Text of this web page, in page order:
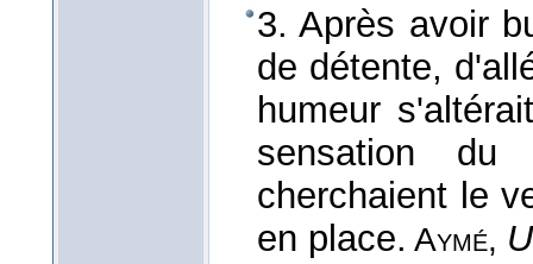
3. Après avoir
de détente,
humeur
sensation
cherchaient le
en place. Aymé,